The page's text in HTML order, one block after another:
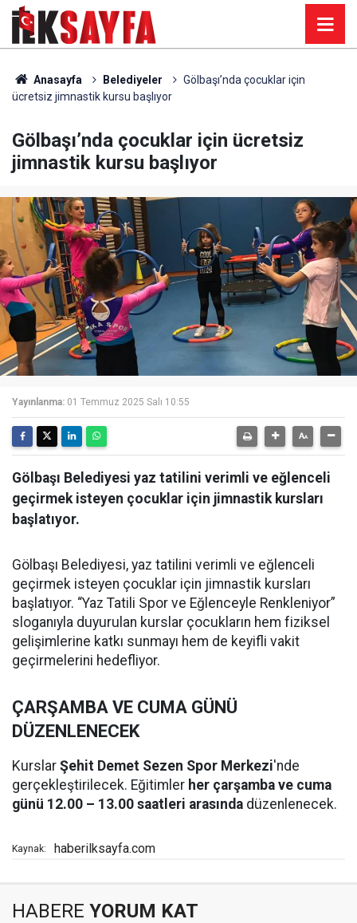
Anasayfa Belediyeler
Gölbaşı’nda çocuklar için
ücretsiz jimnastik kursu başlıyor
Gölbaşı’nda çocuklar için ücretsiz
jimnastik kursu başlıyor
Yayınlanma: 01 Temmuz 2025 Salı 10:55
Gölbaşı Belediyesi yaz tatilini verimli ve eğlenceli
geçirmek isteyen çocuklar için jimnastik kursları
başlatıyor.
Gölbaşı Belediyesi, yaz tatilini verimli ve eğlenceli
geçirmek isteyen çocuklar için jimnastik kursları
başlatıyor. “Yaz Tatili Spor ve Eğlenceyle Renkleniyor”
sloganıyla duyurulan kurslar çocukların hem fiziksel
gelişimlerine katkı sunmayı hem de keyifli vakit
geçirmelerini hedefliyor.
ÇARŞAMBA VE CUMA GÜNÜ
DÜZENLENECEK
Kurslar Şehit Demet Sezen Spor Merkezi'nde
gerçekleştirilecek. Eğitimler her çarşamba ve cuma
günü 12.00 – 13.00 saatleri arasında düzenlenecek.
Kaynak: haberilksayfa.com
HABERE YORUM KAT